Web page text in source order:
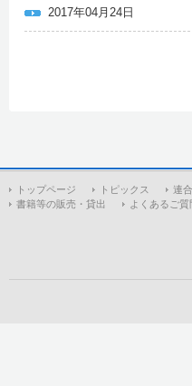
2017年04月24日
トップページ トピックス 連
書籍等の販売・貸出
よくあるご質